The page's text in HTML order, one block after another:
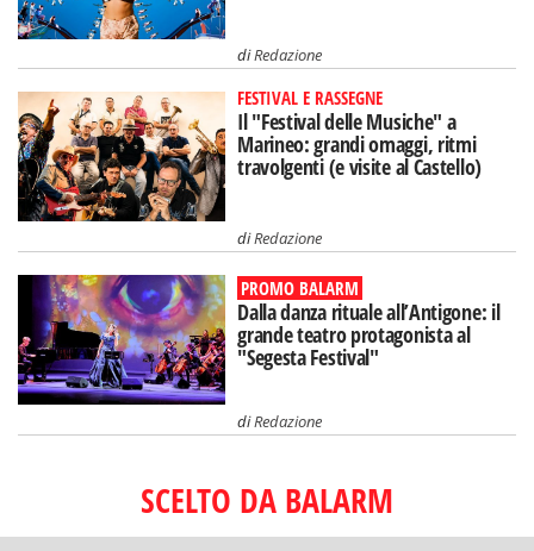
diRedazione
FESTIVAL E RASSEGNE
Il "Festival delle Musiche" a
Marineo: grandi omaggi, ritmi
travolgenti (e visite al Castello)
diRedazione
PROMO BALARM
Dalla danza rituale all’Antigone: il
grande teatro protagonista al
"Segesta Festival"
diRedazione
SCELTO DA BALARM